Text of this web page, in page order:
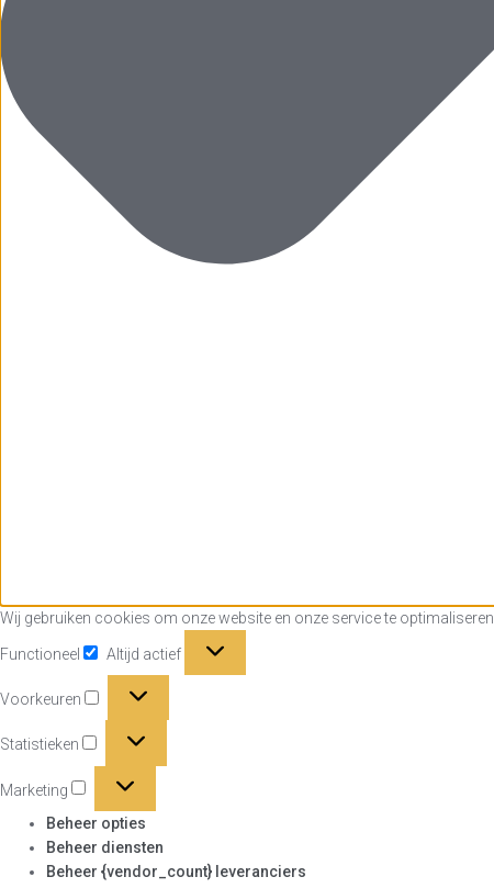
Wij gebruiken cookies om onze website en onze service te optimaliseren.
Functioneel Altijd actief
Voorkeuren
Statistieken
Statistieken
Marketing
Marketing
Beheer opties
Beheer diensten
Beheer {vendor_count} leveranciers